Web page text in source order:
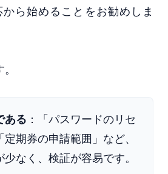
ら始めることをお勧めしま
ある ：「パスワードのリセ
定期券の申請範囲」など、
少なく、検証が容易です。